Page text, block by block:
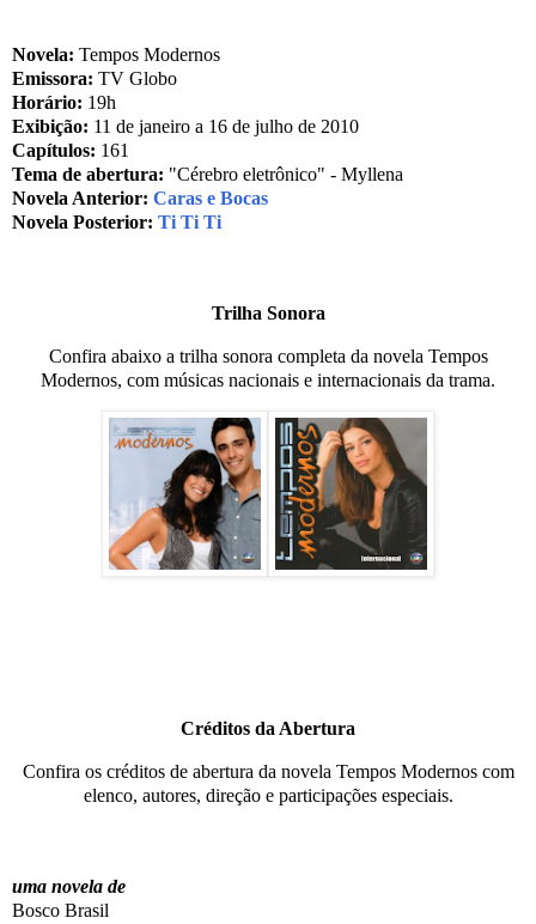
Novela: Tempos Modernos
Emissora: TV Globo
Horário: 19h
Exibição: 11 de janeiro a 16 de julho de 2010
Capítulos: 161
Tema de abertura: "Cérebro eletrônico" - Myllena
Novela Anterior: Caras e Bocas
Novela Posterior: Ti Ti Ti
Trilha Sonora
Confira abaixo a trilha sonora completa da novela Tempos
Modernos, com músicas nacionais e internacionais da trama.
Créditos da Abertura
Confira os créditos de abertura da novela Tempos Modernos com
elenco, autores, direção e participações especiais.
uma novela de
Bosco Brasil